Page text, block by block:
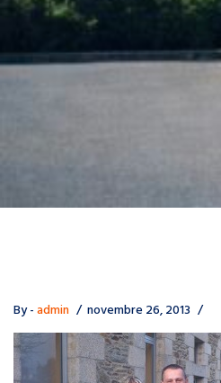
By -admin novembre 26, 2013